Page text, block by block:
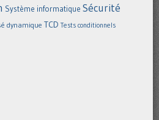
Système informatique Sécurité
dynamique TCD Tests conditionnels